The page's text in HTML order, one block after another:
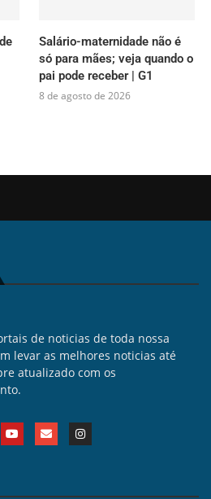
Salário-maternidade não é
só para mães; veja quando o
pai pode receber | G1
8 de agosto de 2026
de noticias de toda nossa
levar as melhores noticias até
atualizado com os